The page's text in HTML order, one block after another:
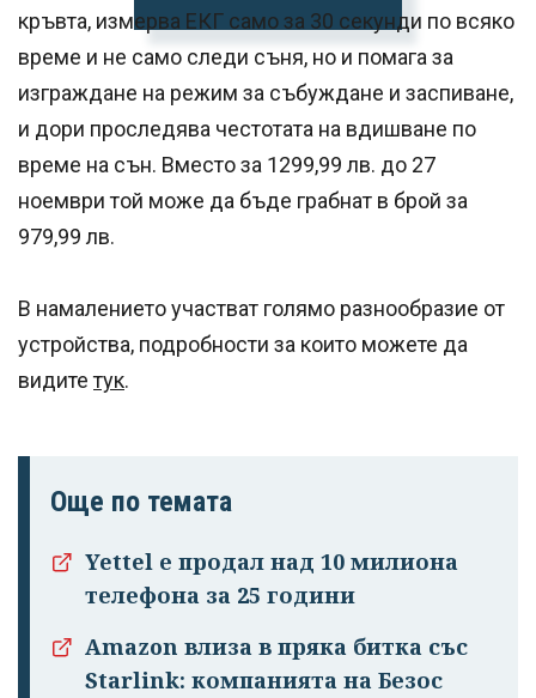
кръвта, измерва ЕКГ само за 30 секунди по всяко
време и не само следи съня, но и помага за
изграждане на режим за събуждане и заспиване,
и дори проследява честотата на вдишване по
време на сън. Вместо за 1299,99 лв. до 27
ноември той може да бъде грабнат в брой за
979,99 лв.
В намалението участват голямо разнообразие от
устройства, подробности за които можете да
видитетук.
Още по темата
Yettel е продал над 10 милиона
телефона за 25 години
Amazon влиза в пряка битка със
Starlink: компанията на Безос